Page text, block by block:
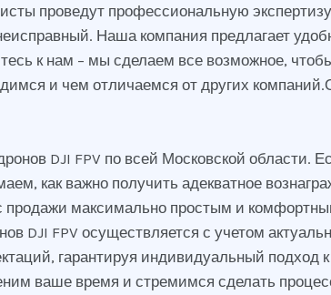
проведут профессиональную
Наша компания предлагает
к нам – мы сделаем все возможное,
и чем отличаемся от других
DJI FPV по всей Московской области.
как важно получить адекватное
продажи максимально простым и
DJI FPV осуществляется с учетом
гарантируя индивидуальный подход
ваше время и стремимся сделать